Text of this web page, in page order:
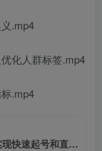
.mp4
化人群标签.mp4
.mp4
巨量千川起爆直播间操盘手实操训练营，实现快速起号和直播间高投产